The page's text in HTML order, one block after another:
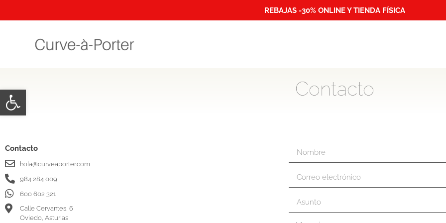
Abrir barra de herramientas
REBAJAS -30% ONLINE Y TIENDA FÍSICA
Contacto
Contacto
hola@curveaporter.com
984 284 009
600 602 321
Calle Cervantes, 6
Oviedo, Asturias